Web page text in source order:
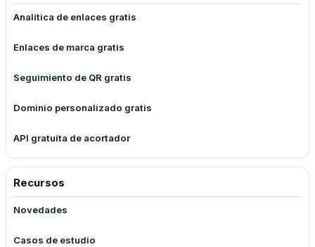
Analítica de enlaces gratis
Enlaces de marca gratis
Seguimiento de QR gratis
Dominio personalizado gratis
API gratuita de acortador
Recursos
Novedades
Casos de estudio